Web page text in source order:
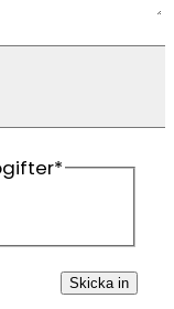
*
Skicka in